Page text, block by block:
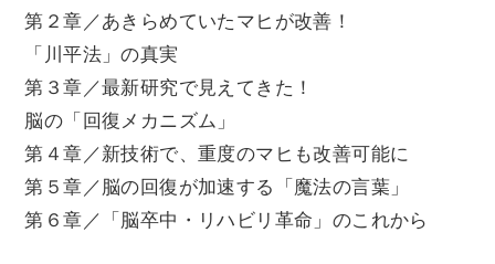
第２章／あきらめていたマヒが改善！
「川平法」の真実
第３章／最新研究で見えてきた！
脳の「回復メカニズム」
第４章／新技術で、重度のマヒも改善可能に
第５章／脳の回復が加速する「魔法の言葉」
第６章／「脳卒中・リハビリ革命」のこれから